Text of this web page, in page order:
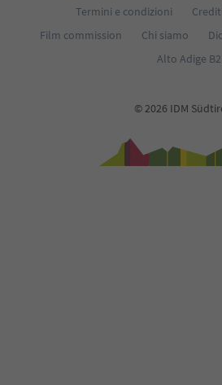
Termini e condizioni
Crediti
Film commission
Chi siamo
Alto Adige
© 2026 IDM